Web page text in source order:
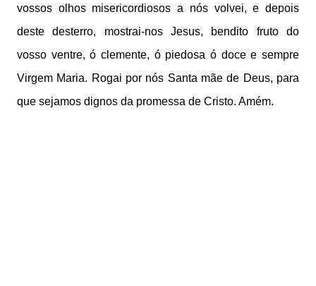
vossos olhos misericordiosos a nós volvei, e depois
deste desterro, mostrai-nos Jesus, bendito fruto do
vosso ventre, ó clemente, ó piedosa ó doce e sempre
Virgem Maria. Rogai por nós Santa mãe de Deus, para
que sejamos dignos da promessa de Cristo. Amém.